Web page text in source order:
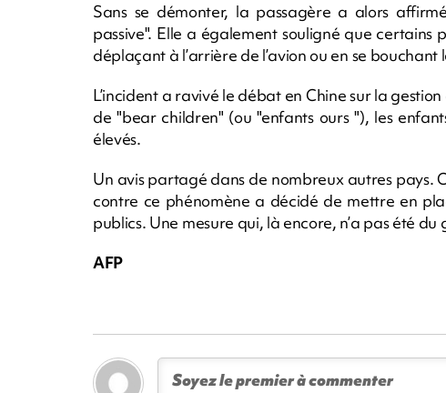
Sans se démonter, la passagère a alors
passive". Elle a également souligné que
déplaçant à l’arrière de l’avion ou en se bouchant
L’incident a ravivé le débat en Chine sur la
de "bear children" (ou "enfants ours "), les
élevés.
Un avis partagé dans de nombreux autres pays.
contre ce phénomène a décidé de mettre en
publics. Une mesure qui, là encore, n’a pas été
AFP